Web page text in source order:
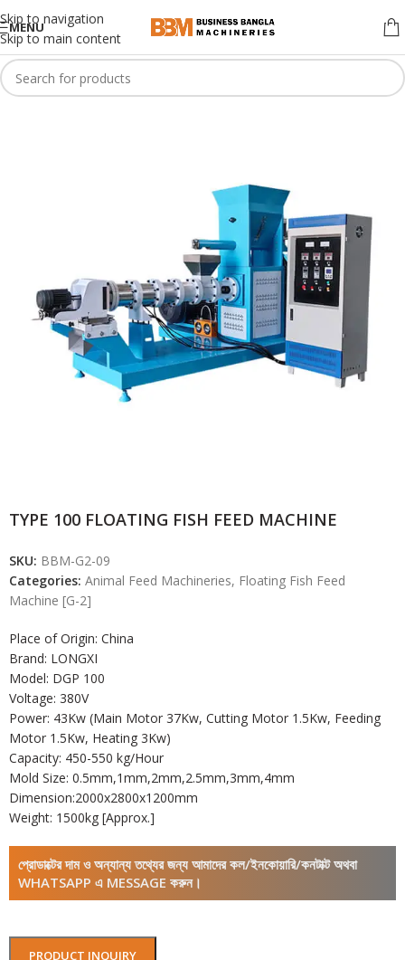
Skip to navigation
Skip to main content
MENU
TYPE 100 FLOATING FISH FEED MACHINE
SKU: BBM-G2-09
Categories: Animal Feed Machineries, Floating Fish Feed
Machine [G-2]
Place of Origin: China
Brand: LONGXI
Model: DGP 100
Voltage: 380V
Power: 43Kw (Main Motor 37Kw, Cutting Motor 1.5Kw, Feeding
Motor 1.5Kw, Heating 3Kw)
Capacity: 450-550 kg/Hour
Mold Size: 0.5mm,1mm,2mm,2.5mm,3mm,4mm
Dimension:2000x2800x1200mm
Weight: 1500kg [Approx.]
প্রোডাক্টের দাম ও অন্যান্য তথ্যের জন্য আমাদের কল/ইনকোয়ারি/কনটাক্ট অথবা
WHATSAPP এ MESSAGE করুন।
PRODUCT INQUIRY